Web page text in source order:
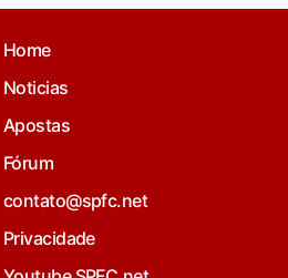
Home
Noticias
Apostas
Fórum
contato@spfc.net
Privacidade